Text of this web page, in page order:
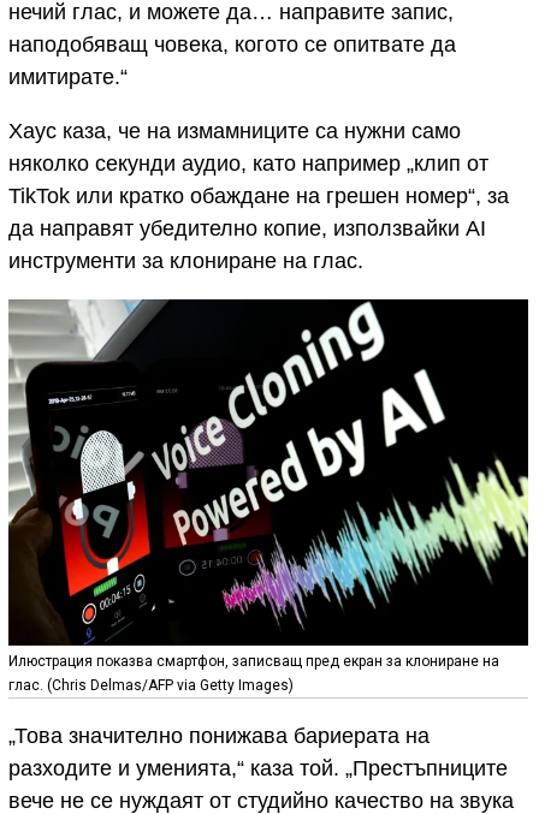
нечий глас, и можете да… направите запис,
наподобяващ човека, когото се опитвате да
имитирате.“
Хаус каза, че на измамниците са нужни само
няколко секунди аудио, като например „клип от
TikTok или кратко обаждане на грешен номер“, за
да направят убедително копие, използвайки AI
инструменти за клониране на глас.
Илюстрация показва смартфон, записващ пред екран за клониране на
глас. (Chris Delmas/AFP via Getty Images)
„Това значително понижава бариерата на
разходите и уменията,“ каза той. „Престъпниците
вече не се нуждаят от студийно качество на звука